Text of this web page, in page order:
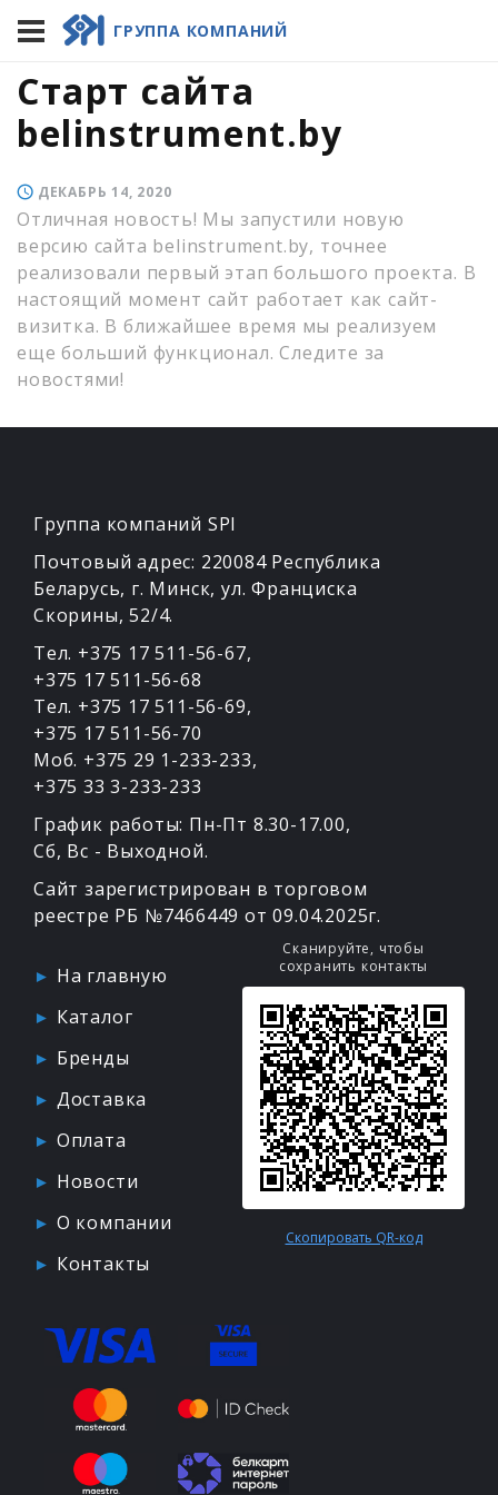
ГРУППА КОМПАНИЙ
Главная /
belinstrument.by
Старт сайта
belinstrument.by
ДЕКАБРЬ 14, 2020
Отличная новость! Мы запустили новую
версию сайта belinstrument.by, точнее
реализовали первый этап большого проекта. В
настоящий момент сайт работает как сайт-
визитка. В ближайшее время мы реализуем
еще больший функционал. Следите за
новостями!
Группа компаний SPI
Почтовый адрес: 220084 Республика
Беларусь, г. Минск, ул. Франциска
Скорины, 52/4.
Тел. +375 17 511-56-67,
+375 17 511-56-68
Тел. +375 17 511-56-69,
+375 17 511-56-70
Моб. +375 29 1-233-233,
+375 33 3-233-233
График работы: Пн-Пт 8.30-17.00,
Сб, Вс - Выходной.
Сайт зарегистрирован в торговом
реестре РБ №7466449 от 09.04.2025г.
На главную
Каталог
Бренды
Доставка
Оплата
Новости
О компании
Контакты
Сканируйте, чтобы
сохранить контакты
Скопировать QR-код